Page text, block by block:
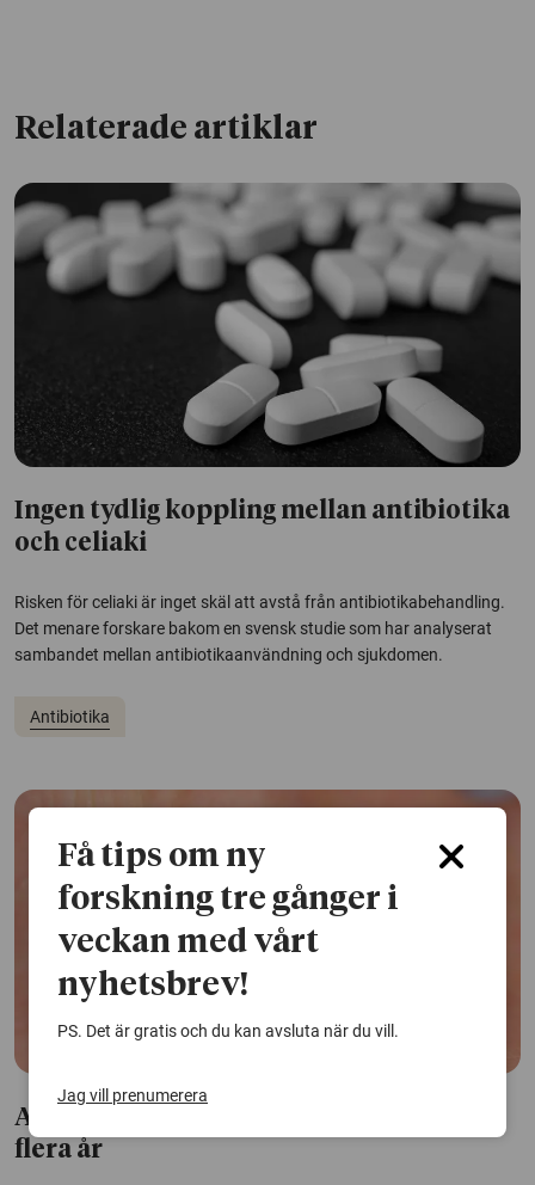
Relaterade artiklar
Ingen tydlig koppling mellan antibiotika
och celiaki
Risken för celiaki är inget skäl att avstå från antibiotikabehandling.
Det menare forskare bakom en svensk studie som har analyserat
sambandet mellan antibiotikaanvändning och sjukdomen.
Antibiotika
Antibiotika kan påverka tarmfloran i
flera år
Få tips om ny
forskning tre gånger i
veckan med vårt
nyhetsbrev!
PS. Det är gratis och du kan avsluta när du vill.
Jag vill prenumerera